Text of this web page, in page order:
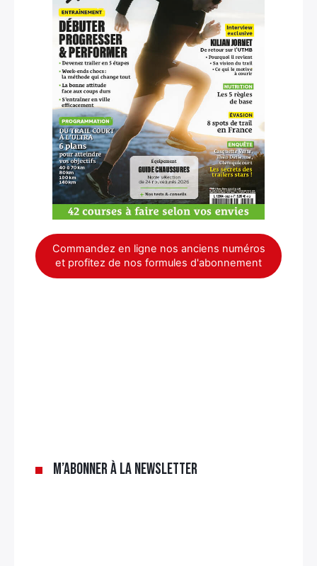
Commandez en ligne nos anciens numéros
et profitez de nos formules d'abonnement
M’abonner à la newsletter